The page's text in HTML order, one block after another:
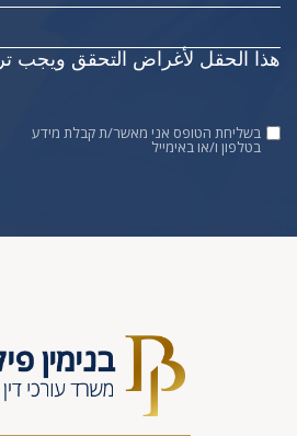
בשליחת הטופס אני מאשר/ת קבלת מידע
בטלפון ו/או באימייל
هذا الحقل لأغراض التحقق ويجب